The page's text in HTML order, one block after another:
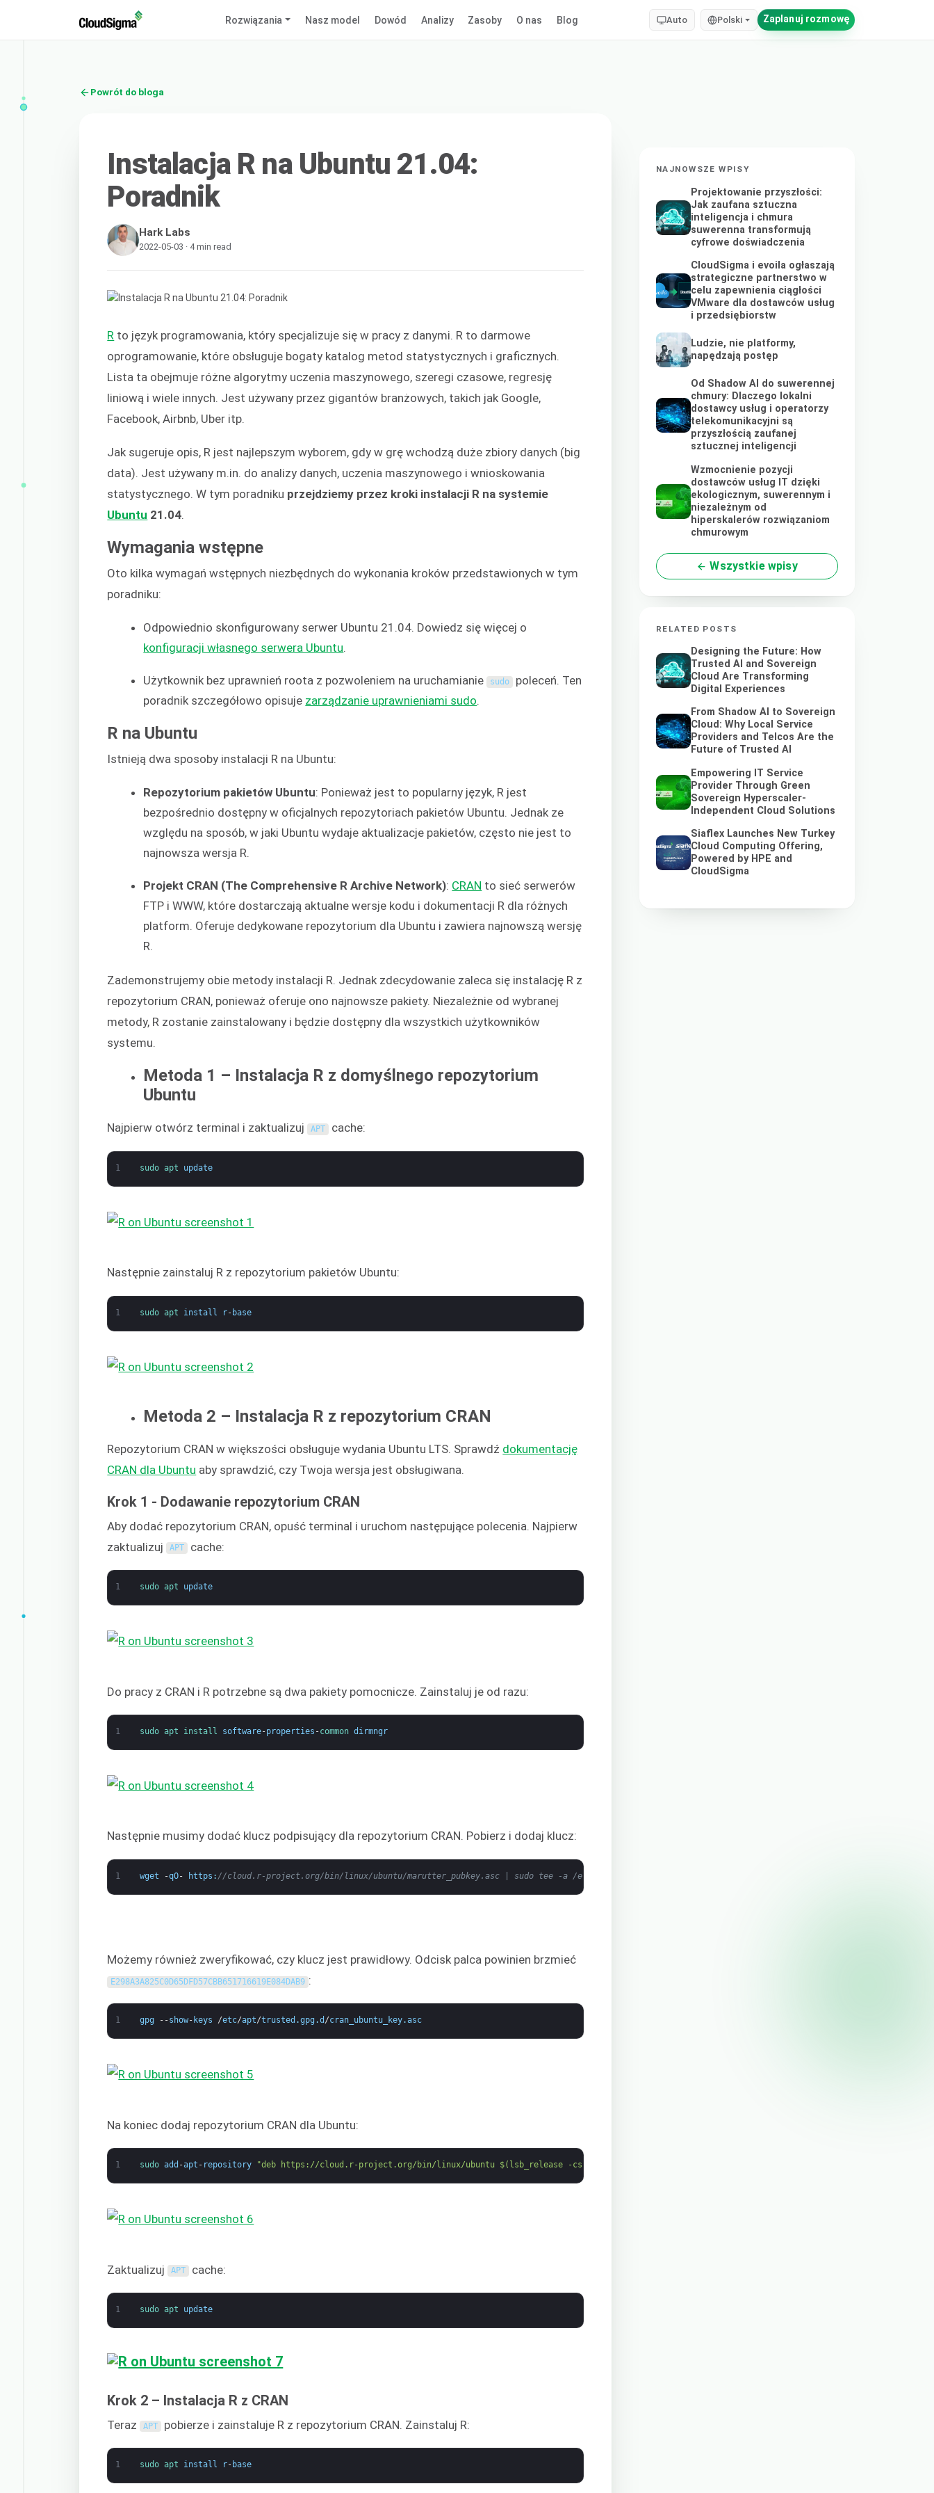
Rozwiązania Nasz model Dowód Analizy Zasoby O nas Blog Auto Polski Zaplanuj rozmowę
Powrót do bloga
Instalacja R na Ubuntu 21.04:
Poradnik
Hark Labs
2022-05-03 · 4 min read
R to język programowania, który specjalizuje się w pracy z danymi. R to darmowe
oprogramowanie, które obsługuje bogaty katalog metod statystycznych i graficznych.
Lista ta obejmuje różne algorytmy uczenia maszynowego, szeregi czasowe, regresję
liniową i wiele innych. Jest używany przez gigantów branżowych, takich jak Google,
Facebook, Airbnb, Uber itp.
Jak sugeruje opis, R jest najlepszym wyborem, gdy w grę wchodzą duże zbiory danych (big
data). Jest używany m.in. do analizy danych, uczenia maszynowego i wnioskowania
statystycznego. W tym poradniku przejdziemy przez kroki instalacji R na systemie
Ubuntu 21.04
Wymagania wstępne
Oto kilka wymagań wstępnych niezbędnych do wykonania kroków przedstawionych w tym
poradniku:
Odpowiednio skonfigurowany serwer Ubuntu 21.04. Dowiedz się więcej o
konfiguracji własnego serwera Ubuntu
Użytkownik bez uprawnień roota z pozwoleniem na uruchamianie sudo poleceń. Ten
poradnik szczegółowo opisuje zarządzanie uprawnieniami sudo.
R na Ubuntu
Istnieją dwa sposoby instalacji R na Ubuntu:
Repozytorium pakietów Ubuntu: Ponieważ jest to popularny język, R jest
bezpośrednio dostępny w oficjalnych repozytoriach pakietów Ubuntu. Jednak ze
względu na sposób, w jaki Ubuntu wydaje aktualizacje pakietów, często nie jest to
najnowsza wersja R.
Projekt CRAN (The Comprehensive R Archive Network): CRAN to sieć serwerów
FTP i WWW, które dostarczają aktualne wersje kodu i dokumentacji R dla różnych
platform. Oferuje dedykowane repozytorium dla Ubuntu i zawiera najnowszą wersję
R.
Zademonstrujemy obie metody instalacji R. Jednak zdecydowanie zaleca się instalację R z
repozytorium CRAN, ponieważ oferuje ono najnowsze pakiety. Niezależnie od wybranej
metody, R zostanie zainstalowany i będzie dostępny dla wszystkich użytkowników
systemu.
Metoda 1 – Instalacja R z domyślnego repozytorium
Ubuntu
Najpierw otwórz terminal i zaktualizuj APT cache:
1 sudo apt update
Następnie zainstaluj R z repozytorium pakietów Ubuntu:
1 sudo apt install r- base
Metoda 2 – Instalacja R z repozytorium CRAN
Repozytorium CRAN w większości obsługuje wydania Ubuntu LTS. Sprawdź dokumentację
CRAN dla Ubuntu aby sprawdzić, czy Twoja wersja jest obsługiwana.
Krok 1 - Dodawanie repozytorium CRAN
Aby dodać repozytorium CRAN, opuść terminal i uruchom następujące polecenia. Najpierw
zaktualizuj APT cache:
1 sudo apt update
Do pracy z CRAN i R potrzebne są dwa pakiety pomocnicze. Zainstaluj je od razu:
1 sudo apt install software-properties -common dirmngr
Następnie musimy dodać klucz podpisujący dla repozytorium CRAN. Pobierz i dodaj klucz:
1 wget -qO- https : //cloud.r-project.org/bin/linux/ubuntu/marutter_pubkey.asc | sudo tee -a /etc/apt/trusted.gpg.d/cran_ubuntu_key.asc
Możemy również zweryfikować, czy klucz jest prawidłowy. Odcisk palca powinien brzmieć
E298A3A825C0D65DFD57CBB651716619E084DAB9 :
1 gpg --show- keys /etc/apt/trusted .gpg .d /cran_ubuntu_key.asc
Na koniec dodaj repozytorium CRAN dla Ubuntu:
1 sudo add -apt - repository "deb https://cloud.r-project.org/bin/linux/ubuntu $(lsb_release -cs)-cran40/"
Zaktualizuj APT cache:
1 sudo apt update
Krok 2 – Instalacja R z CRAN
Teraz APT pobierze i zainstaluje R z repozytorium CRAN. Zainstaluj R:
1 sudo apt install r- base
NAJNOWSZE WPISY
Projektowanie przyszłości:
Jak zaufana sztuczna
inteligencja i chmura
suwerenna transformują
cyfrowe doświadczenia
CloudSigma i evoila ogłaszają
strategiczne partnerstwo w
celu zapewnienia ciągłości
VMware dla dostawców usług
i przedsiębiorstw
Ludzie, nie platformy,
napędzają postęp
Od Shadow AI do suwerennej
chmury: Dlaczego lokalni
dostawcy usług i operatorzy
telekomunikacyjni są
przyszłością zaufanej
sztucznej inteligencji
Wzmocnienie pozycji
dostawców usług IT dzięki
ekologicznym, suwerennym i
niezależnym od
hiperskalerów rozwiązaniom
chmurowym
Wszystkie wpisy
RELATED POSTS
Designing the Future: How
Trusted AI and Sovereign
Cloud Are Transforming
Digital Experiences
From Shadow AI to Sovereign
Cloud: Why Local Service
Providers and Telcos Are the
Future of Trusted AI
Empowering IT Service
Provider Through Green
Sovereign Hyperscaler-
Independent Cloud Solutions
Siaflex Launches New Turkey
Cloud Computing Offering,
Powered by HPE and
CloudSigma